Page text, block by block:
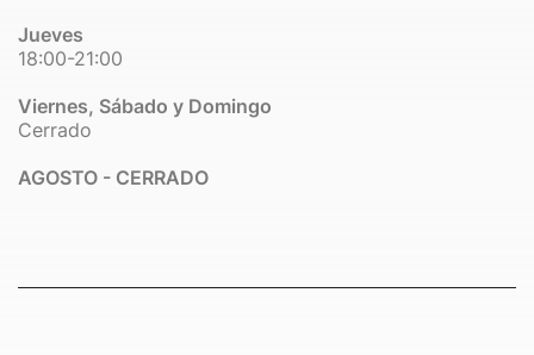
Jueves
18:00-21:00
Viernes, Sábado y Domingo
Cerrado
AGOSTO - CERRADO